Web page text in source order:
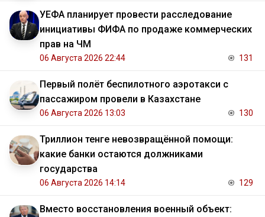
УЕФА планирует провести расследование
инициативы ФИФА по продаже коммерческих
прав на ЧМ
06 Августа 2026 22:44 131
Первый полёт беспилотного аэротакси с
пассажиром провели в Казахстане
06 Августа 2026 13:03 130
Триллион тенге невозвращённой помощи:
какие банки остаются должниками
государства
06 Августа 2026 14:14 129
Вместо восстановления военный объект: